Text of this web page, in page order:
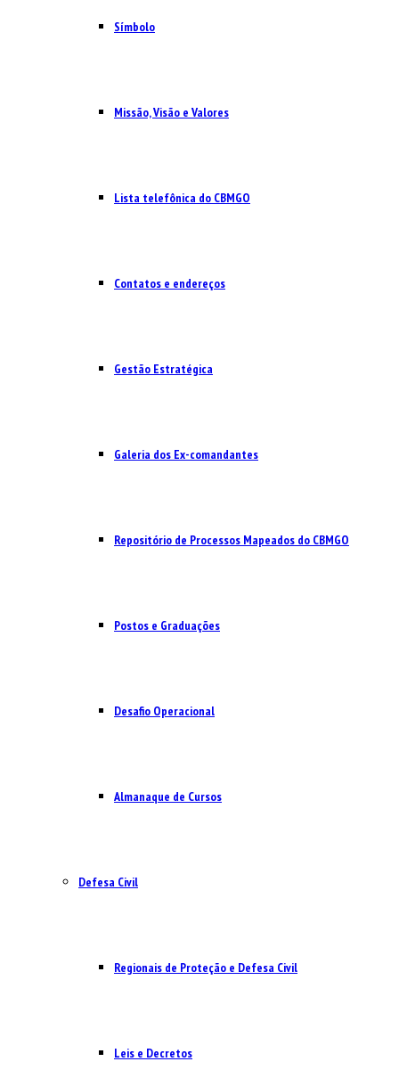
Símbolo
Missão, Visão e Valores
Lista telefônica do CBMGO
Contatos e endereços
Gestão Estratégica
Galeria dos Ex-comandantes
Repositório de Processos Mapeados do CBMGO
Postos e Graduações
Desafio Operacional
Almanaque de Cursos
Defesa Civil
Regionais de Proteção e Defesa Civil
Leis e Decretos